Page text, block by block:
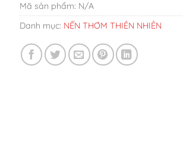
Mã sản phẩm: N/A
Danh mục: NẾN THƠM THIÊN NHIÊN